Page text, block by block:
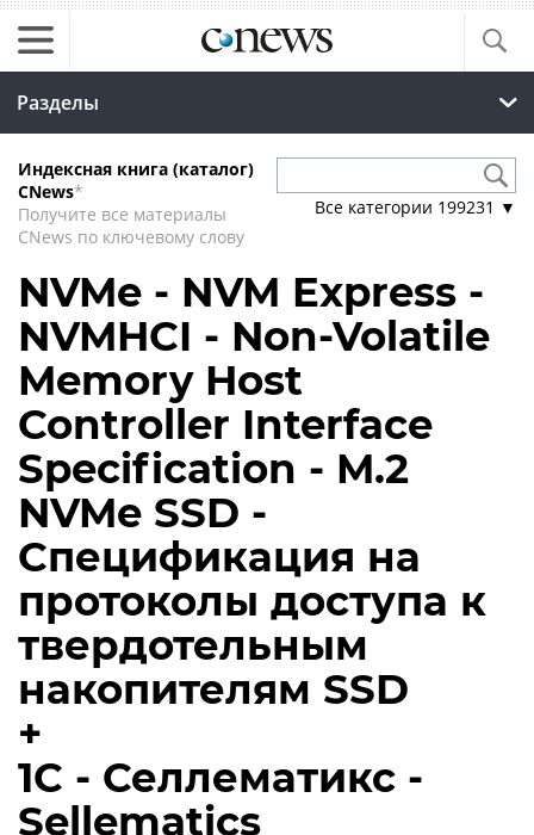
Разделы
Индексная книга (каталог)
CNews*
Получите все материалы
CNews по ключевому слову
Все категории 199231 ▼
NVMe - NVM Express -
NVMHCI - Non-Volatile
Memory Host
Controller Interface
Specification - M.2
NVMe SSD -
Спецификация на
протоколы доступа к
твердотельным
накопителям SSD
+
1С - Селлематикс -
Sellematics